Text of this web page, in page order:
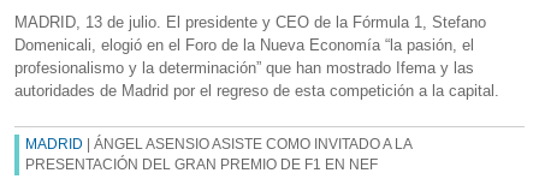
MADRID, 13 de julio. El presidente y CEO de la Fórmula 1, Stefano
Domenicali, elogió en el Foro de la Nueva Economía “la pasión, el
profesionalismo y la determinación” que han mostrado Ifema y las
autoridades de Madrid por el regreso de esta competición a la capital.
MADRID | ÁNGEL ASENSIO ASISTE COMO INVITADO A LA
PRESENTACIÓN DEL GRAN PREMIO DE F1 EN NEF